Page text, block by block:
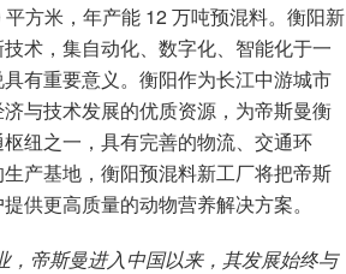
方米，年产能 12 万吨预混料。衡阳新
术，集自动化、数字化、智能化于一
有重要意义。衡阳作为长江中游城市
与技术发展的优质资源，为帝斯曼衡
纽之一，具有完善的物流、交通环
产基地，衡阳预混料新工厂将把帝斯
供更高质量的动物营养解决方案。
，帝斯曼进入中国以来，其发展始终与